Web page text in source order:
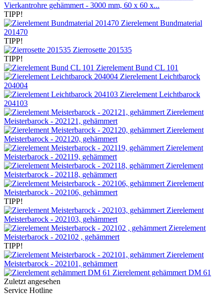
Vierkantrohre gehämmert - 3000 mm, 60 x 60 x...
TIPP!
Zierelement Bundmaterial
201470
TIPP!
Zierrosette 201535
TIPP!
Zierelement Bund CL 101
Zierelement Leichtbarock
204004
Zierelement Leichtbarock
204103
Zierelement
Meisterbarock - 202121, gehämmert
Zierelement
Meisterbarock - 202120, gehämmert
Zierelement
Meisterbarock - 202119, gehämmert
Zierelement
Meisterbarock - 202118, gehämmert
Zierelement
Meisterbarock - 202106, gehämmert
TIPP!
Zierelement
Meisterbarock - 202103, gehämmert
Zierelement
Meisterbarock - 202102 , gehämmert
TIPP!
Zierelement
Meisterbarock - 202101, gehämmert
Zierelement gehämmert DM 61
Zuletzt angesehen
Service Hotline